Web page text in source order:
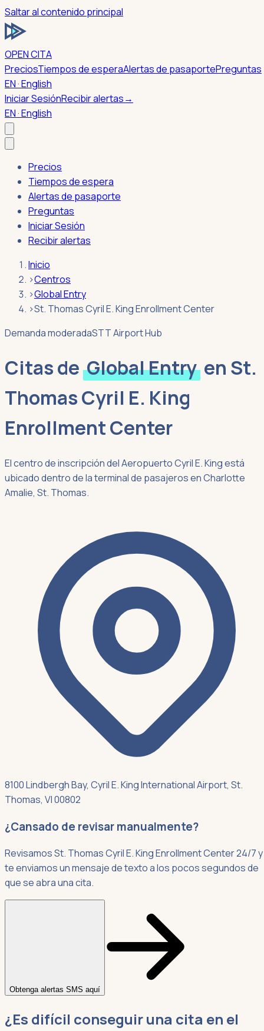
Saltar al contenido principal
OPEN CITA
PreciosTiempos de esperaAlertas de pasaportePreguntas
EN · English
Iniciar SesiónRecibir alertas→
EN · English
Precios
Tiempos de espera
Alertas de pasaporte
Preguntas
Iniciar Sesión
Recibir alertas
Inicio
›Centros
›Global Entry
›St. Thomas Cyril E. King Enrollment Center
Demanda moderadaSTT Airport Hub
Citas de Global Entry en St.
Thomas Cyril E. King
Enrollment Center
El centro de inscripción del Aeropuerto Cyril E. King está
ubicado dentro de la terminal de pasajeros en Charlotte
Amalie, St. Thomas.
8100 Lindbergh Bay, Cyril E. King International Airport, St.
Thomas, VI 00802
¿Cansado de revisar manualmente?
Revisamos St. Thomas Cyril E. King Enrollment Center 24/7 y
te enviamos un mensaje de texto a los pocos segundos de
que se abra una cita.
Obtenga alertas SMS aquí
¿Es difícil conseguir una cita en el